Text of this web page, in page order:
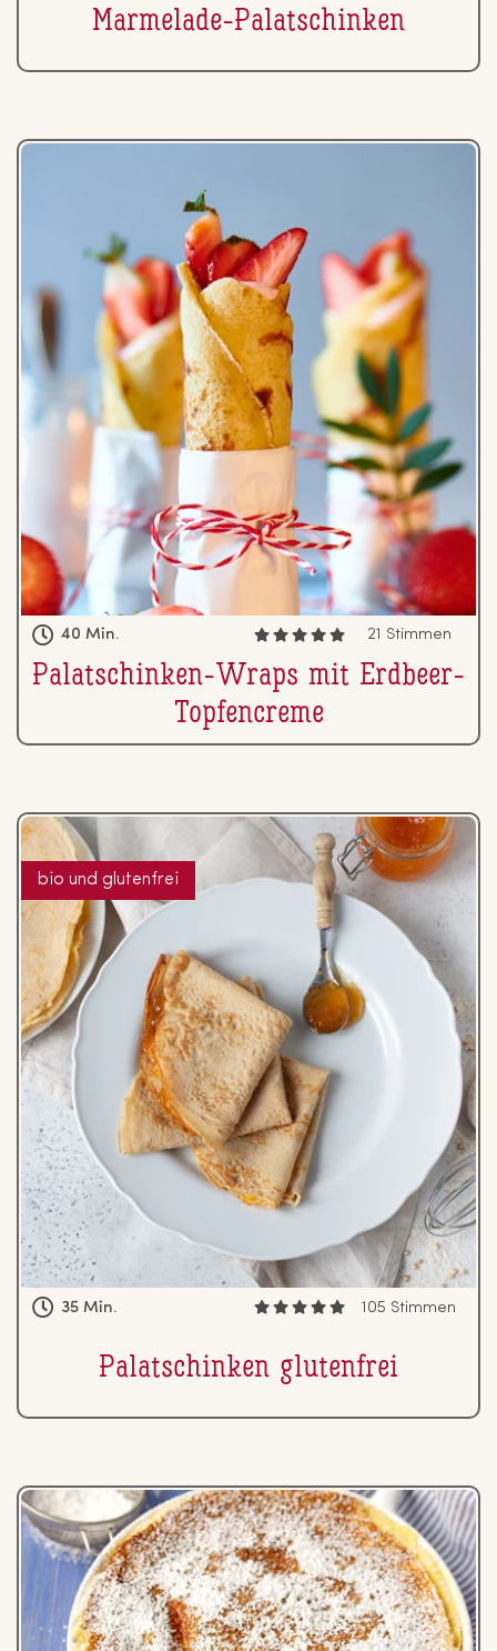
Marmelade-Pa­la­tschin­ken
40 Min. 21 Stimmen
Pa­la­tschin­ken-Wraps mit Erdbeer-
Top­fen­creme
bio und glutenfrei
35 Min. 105 Stimmen
Pa­la­tschin­ken glu­ten­frei